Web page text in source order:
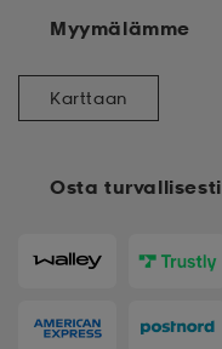
Osta turvallisesti
Myymälämme
Karttaan